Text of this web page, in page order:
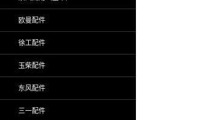
欧曼配件
徐工配件
玉柴配件
东风配件
三一配件